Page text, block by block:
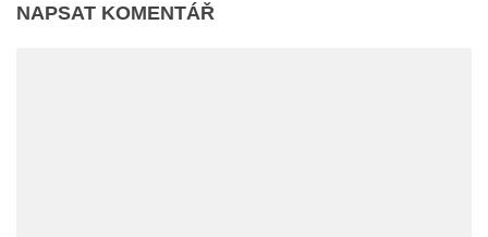
NAPSAT KOMENTÁŘ